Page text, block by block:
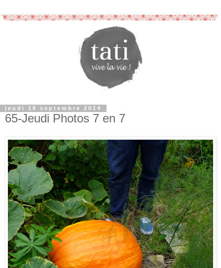
jeudi 18 septembre 2014
65-Jeudi Photos 7 en 7